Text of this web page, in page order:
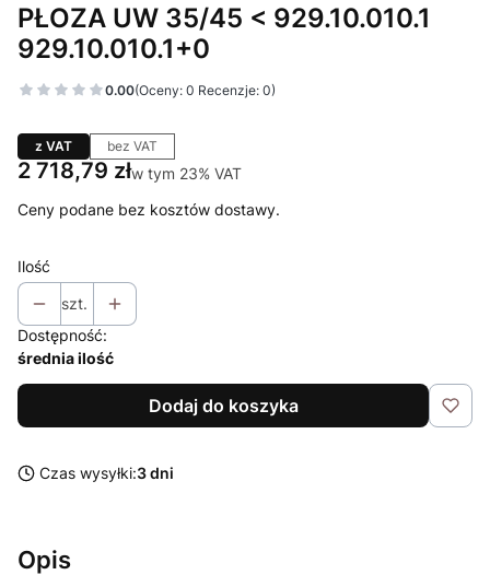
PŁOZA UW 35/45 < 929.10.010.1
929.10.010.1+0
0.00(Oceny: 0 Recenzje: 0)
z VAT bez VAT
Cena
2 718,79 złw tym 23% VAT
w tym 23% VAT
Ceny podane bez kosztów dostawy.
Ilość
szt.
Dostępność:
średnia ilość
Dodaj do koszyka
Czas wysyłki:3 dni
Opis